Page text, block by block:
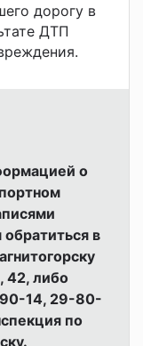
дорогу в
ДТП
о
в
42, либо
14, 29-80-
по